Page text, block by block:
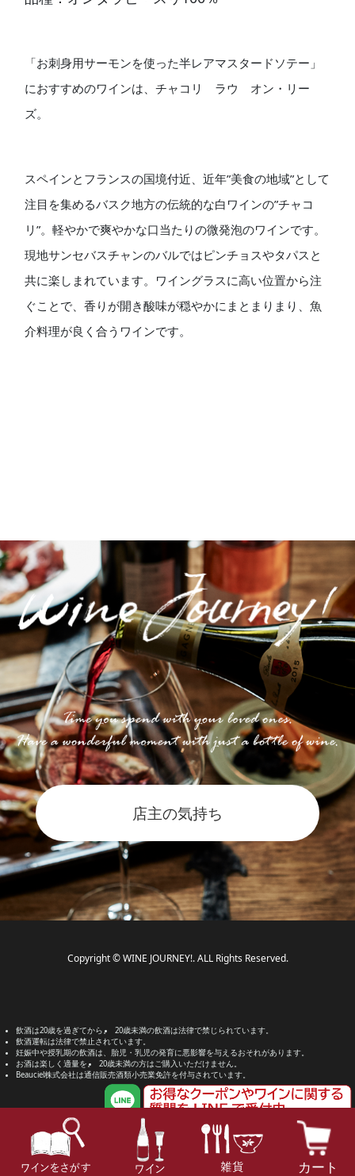
「お刺身用サーモンを使った半レアマスタードソテー」
におすすめのワインは、チャコリ ラウ オン・リー
ズ。
スペインとフランスの国境付近、近年”美食の地域”として
注目を集めるバスク地方の伝統的な白ワインの”チャコ
リ”。軽やかで爽やかな口当たりの微発泡のワインです。
現地サンセバスチャンのバルではピンチョスやタパスと
共に楽しまれています。ワイングラスに高い位置から注
ぐことで、香りが開き酸味が穏やかにまとまりまり、魚
介料理が良く合うワインです。
店主の気持ち
Copyright © WINE JOURNEY!. ALL Rights Reserved.
飲酒は20歳を過ぎてから。
20歳未満の飲酒は法律で禁じられています。
飲酒運転は法律で禁止されています。
妊娠中や授乳期の飲酒は、胎児・乳児の発育に悪影響を与えるおそれがあります。
お酒は楽しく適量を。
20歳未満の方はご購入いただけません。
Beauciel株式会社は通信販売酒類小売業免許を付与されています。